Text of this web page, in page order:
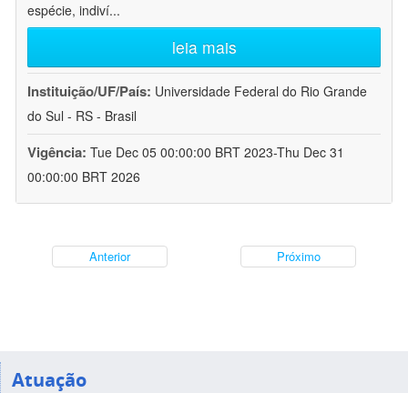
espécie, indiví...
leia mais
Instituição/UF/País: Universidade Federal do Rio Grande
do Sul - RS - Brasil
Vigência: Tue Dec 05 00:00:00 BRT 2023-Thu Dec 31
00:00:00 BRT 2026
Anterior Próximo
Atuação